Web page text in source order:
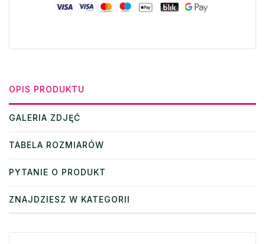
OPIS PRODUKTU
GALERIA ZDJĘĆ
TABELA ROZMIARÓW
PYTANIE O PRODUKT
ZNAJDZIESZ W KATEGORII